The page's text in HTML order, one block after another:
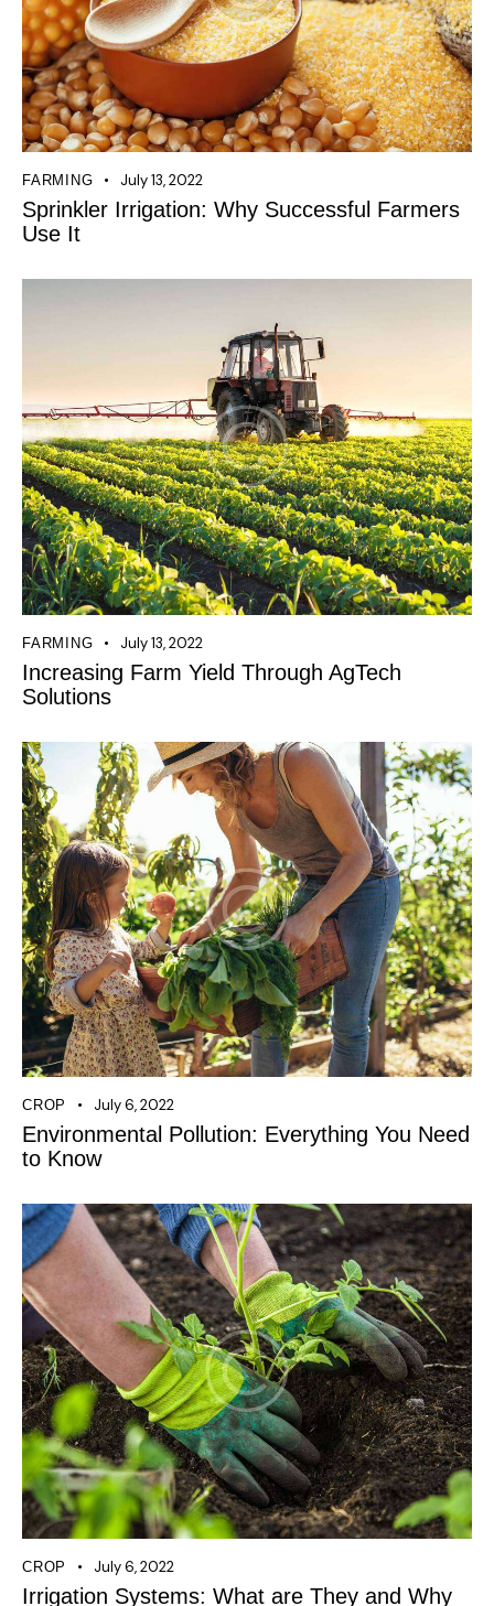
FARMING July 13, 2022
Sprinkler Irrigation: Why Successful Farmers
Use It
FARMING July 13, 2022
Increasing Farm Yield Through AgTech
Solutions
CROP July 6, 2022
Environmental Pollution: Everything You Need
to Know
CROP July 6, 2022
Irrigation Systems: What are They and Why